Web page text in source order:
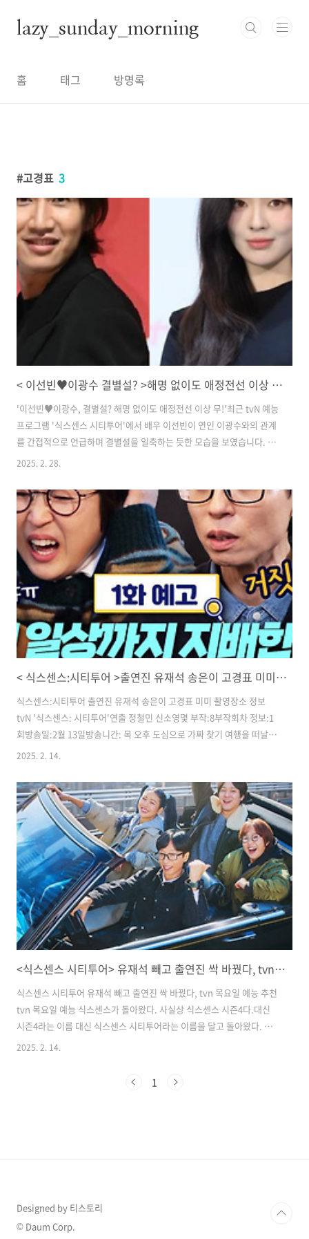
lazy_sunday_morning
홈 태그 방명록
고경표 3
< 이선빈♥이광수 결별설? >해명 없이도 애정전선 이상 무 식스센스 반응
'이선빈♥이광수, 결별설? 해명 없이도 애정전선 이상 무!'​최근 tvN 예능
프로그램 '식스센스 시티투어'에서 배우 이선빈이 연인 이광수와의 관계
를 간접적으로 언급하며 결별설을 일축하는 듯한 모습을 보였습니다. 방
송에서는 유재석, 송은이, 고경표, 미미 등과 함께 부산의 핫플레이스를
이선빈의 의미심장한 반응​27일 방송된 '식스센스 시티투어'에서는 이선
빈과 강태오가 게스트로 출연해 팀원들과 함께 가짜 핫플레이스를 찾아
가는 미션을 수행했습니다.이 과정에서 강태오는 "사장님을 보면 빈틈이
보인다"고 말했고, 미미는 "어떤 빈틈이요?"라고 되물었습니다. 이에 고
경표는 "나는 오늘 네 빈틈이 너무 보이는데?"라는 재치있는 멘트를 던
져..
2025. 2. 28.
< 식스센스:시티투어 >출연진 유재석 송은이 고경표 미미 촬영장소 1화정보
식스센스:시티투어 출연진 유재석 송은이 고경표 미미 촬영장소 정보
tvN '식스센스: 시티투어'연출 정철민 신소영몇 부작:8부작회차 정보:1
회방송일:2월 13일방송니간: 목 오후 도심으로 가짜 찾기 여행을 떠날 유
재석, 송은이, 고경표, 미미의 첫 만남이 그려진다.유재석​​식스센스의 유
자타공인 똥촉계의 일인자함께한 세월이 무색할 정도로 매 시즌 식스센
스 급 반전을 선사했던 그의 추리 실력이번에는 드디어 업그레이된 추리
력을 발휘할 수 있을지​ 송은이​후배들에게 한없이 너그러운 선배30년 지
기 재석에게는 사정없이 엄격한 송대표재석 ×은이 원조 추리 듀오의 귀
환경력직만의 남다른 육감으로 진실 속 숨은 가짜를 찾아낸다예능 베테
랑이 넘치는 센스와 ..
2025. 2. 14.
<식스센스 시티투어> 유재석 빼고 출연진 싹 바꿨다, tvn 목요일 예능 추천
식스센스 시티투어 유재석 빼고 출연진 싹 바꿨다, tvn 목요일 예능 추천
tvn 목요일 예능 식스센스가 돌아왔다. 사실상 식스센스 시즌4다.대신
시즌4라는 이름 대신 식스센스 시티투어라는 이름을 달고 돌아왔다. 그
도 그럴 것이 유재석 빼고 출연진을 확 바꾸었다. 포맷은 기존과 같다.
의 가짜를 찾는 예능이다. 보는 재미가 쏠쏠하다. 더구나 이번 시즌에선
2025. 2. 14.
1
Designed by 티스토리
© Daum Corp.